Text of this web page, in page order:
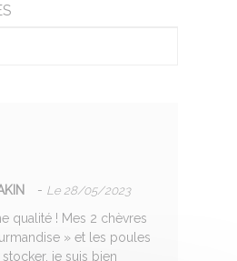
- Le 28/05/2023
qualité ! Mes 2 chèvres
» et les poules
je suis bien